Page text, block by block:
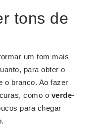
tons de
um tom mais
para obter o
o branco. Ao fazer
como o verde-
para chegar